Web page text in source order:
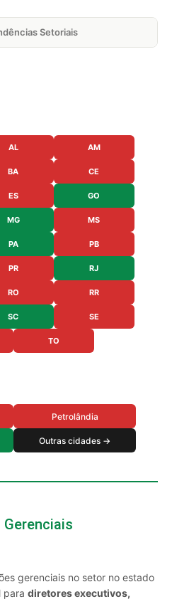
Setoriais
AL AM
BA CE
ES GO
MG MS
PA PB
PR RJ
RO RR
SC SE
TO
Petrolândia
Outras cidades →
Gerenciais
gerenciais no setor no estado
para diretores executivos,